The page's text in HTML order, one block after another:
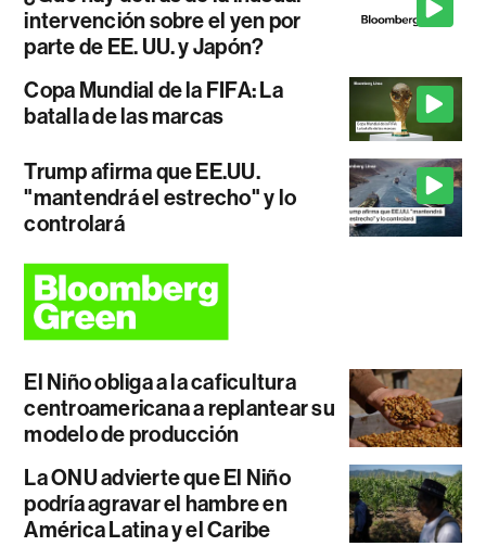
intervención sobre el yen por
parte de EE. UU. y Japón?
Copa Mundial de la FIFA: La
batalla de las marcas
Trump afirma que EE.UU.
"mantendrá el estrecho" y lo
controlará
El Niño obliga a la caficultura
centroamericana a replantear su
modelo de producción
La ONU advierte que El Niño
podría agravar el hambre en
América Latina y el Caribe